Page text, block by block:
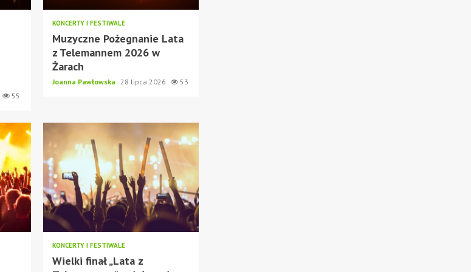
55
KONCERTY I FESTIWALE
Muzyczne Pożegnanie Lata
z Telemannem 2026 w
Żarach
Joanna Pawłowska 28 lipca 2026 53
KONCERTY I FESTIWALE
Wielki finał „Lata z